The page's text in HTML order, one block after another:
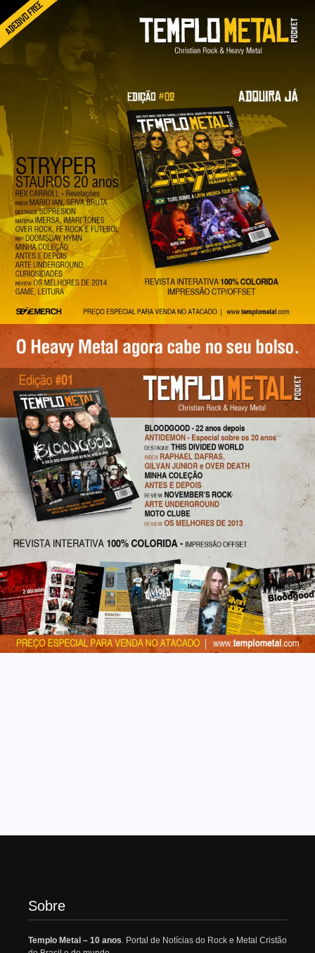
Sobre
Templo Metal – 10 anos. Portal de Notícias do Rock e Metal Cristão